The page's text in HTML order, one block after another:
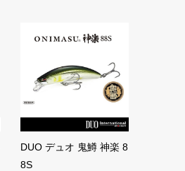
DUO デュオ 鬼鱒 神楽 8
8S